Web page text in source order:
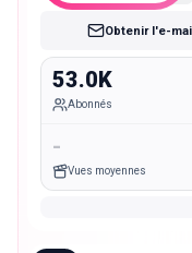
Obtenir l'e-
53.0K
Abonnés
-
Vues moyennes